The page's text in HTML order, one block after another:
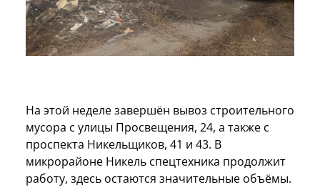
На этой неделе завершён вывоз строительного
мусора с улицы Просвещения, 24, а также с
проспекта Никельщиков, 41 и 43. В
микрорайоне Никель спецтехника продолжит
работу, здесь остаются значительные объёмы.